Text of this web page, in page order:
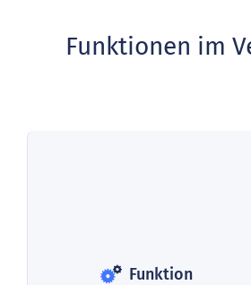
Funktionen im
Funktion